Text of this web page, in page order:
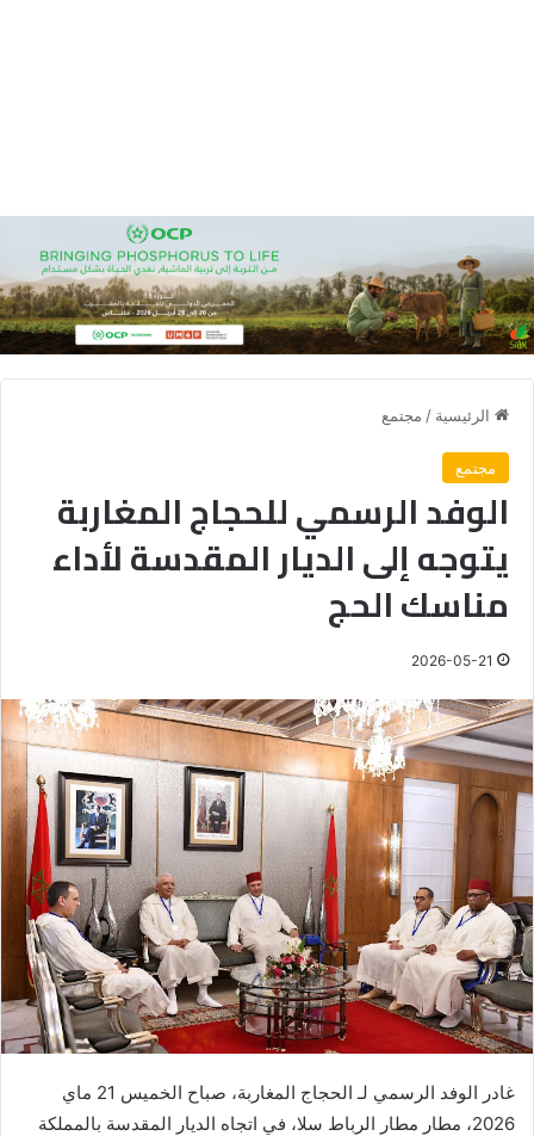
الرئيسية / مجتمع
مجتمع
الوفد الرسمي للحجاج المغاربة
يتوجه إلى الديار المقدسة لأداء
مناسك الحج
2026-05-21
غادر الوفد الرسمي لـ الحجاج المغاربة، صباح الخميس 21 ماي
2026، مطار مطار الرباط سلا، في اتجاه الديار المقدسة بالمملكة